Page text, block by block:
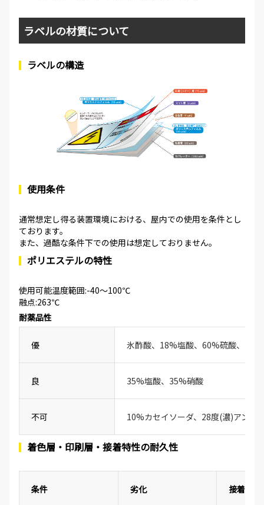
ラベルの材質について
ラベルの構造
使用条件
通常想定し得る装置環境における、屋内での使用を条件とし
ております。
また、過酷な条件下での使用は想定しておりません。
ポリエステルの特性
使用可能温度範囲:-40～100℃
融点:263℃
耐薬品性
優 氷酢酸、18%塩酸、60%硫酸、
良 35%塩酸、35%硝酸
不可 10%カセイソーダ、28度(濃)アンモ
着色層・印刷層・接着特性の耐久性
条件 劣化 接着性